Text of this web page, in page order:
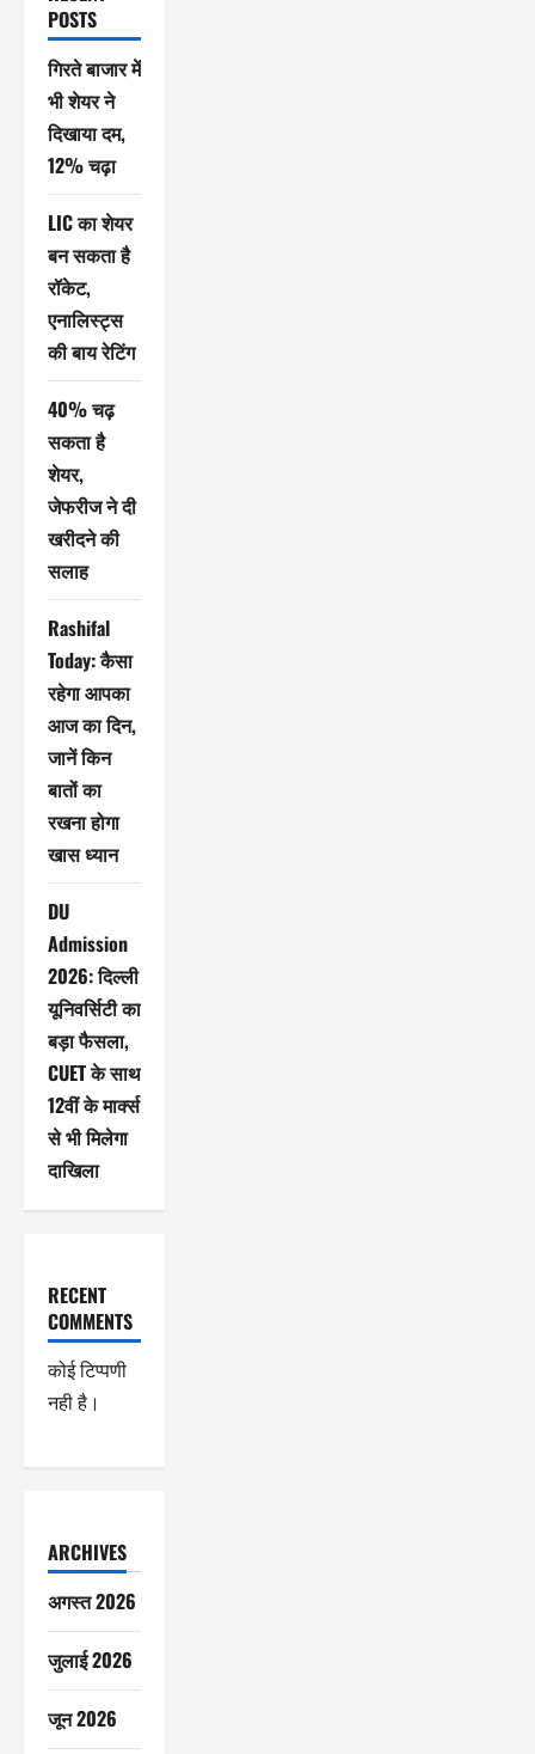
POSTS
गिरते बाजार में
भी शेयर ने
दिखाया दम,
12% चढ़ा
LIC का शेयर
बन सकता है
रॉकेट,
एनालिस्ट्स
की बाय रेटिंग
40% चढ़
सकता है
शेयर,
जेफरीज ने दी
खरीदने की
सलाह
Rashifal
Today: कैसा
रहेगा आपका
आज का दिन,
जानें किन
बातों का
रखना होगा
खास ध्यान
DU
Admission
2026: दिल्ली
यूनिवर्सिटी का
बड़ा फैसला,
CUET के साथ
12वीं के मार्क्स
से भी मिलेगा
दाखिला
RECENT
COMMENTS
कोई टिप्पणी
नही है।
ARCHIVES
अगस्त 2026
जुलाई 2026
जून 2026